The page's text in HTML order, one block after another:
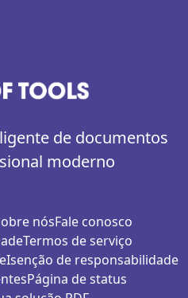
de documentos
moderno
nósFale conosco
Termos de serviço
Isenção de responsabilidade
Página de status